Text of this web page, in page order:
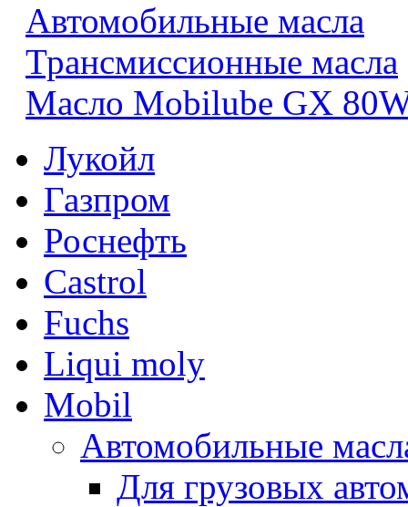
Автомобильные масла
Трансмиссионные масла
Масло Mobilube GX
Лукойл
Газпром
Роснефть
Castrol
Fuchs
Liqui moly
Mobil
Автомобильные
Для грузовых